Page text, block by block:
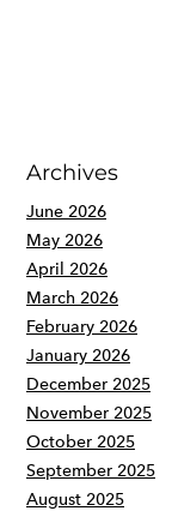
Archives
June 2026
May 2026
April 2026
March 2026
February 2026
January 2026
December 2025
November 2025
October 2025
September 2025
August 2025